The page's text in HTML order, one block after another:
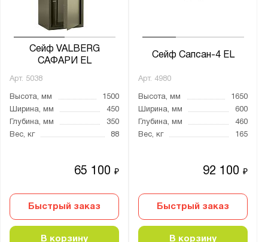
Сейф VALBERG
САФАРИ EL
Арт. 5038
Высота, мм
1500
Ширина, мм
450
Глубина, мм
350
Вес, кг
88
65 100₽
Быстрый заказ
В корзину
Сейф Сапсан-4 EL
Арт. 4980
Высота, мм
1650
Ширина, мм
600
Глубина, мм
460
Вес, кг
165
92 100₽
Быстрый заказ
В корзину
Агатовый серый (RAL 7038)
Графитовый серый (RAL 7024)
Для документов
Для оружия
Металл
Страна производства: